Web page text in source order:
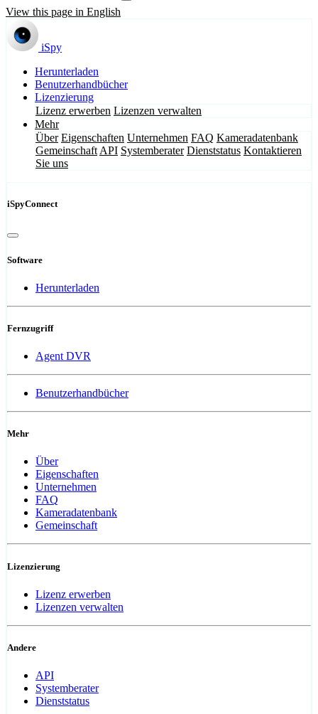
View this page in English
iSpy
Herunterladen
Benutzerhandbücher
Lizenzierung
Lizenz erwerben Lizenzen verwalten
Mehr
Über Eigenschaften Unternehmen FAQ Kameradatenbank
Gemeinschaft API Systemberater Dienststatus Kontaktieren
Sie uns
iSpyConnect
Software
Herunterladen
Fernzugriff
Agent DVR
Benutzerhandbücher
Mehr
Über
Eigenschaften
Unternehmen
FAQ
Kameradatenbank
Gemeinschaft
Lizenzierung
Lizenz erwerben
Lizenzen verwalten
Andere
API
Systemberater
Dienststatus